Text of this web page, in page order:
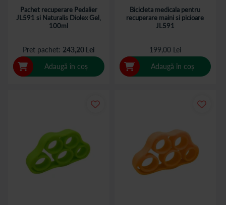
Pachet recuperare Pedalier
JL591 si Naturalis Diolex Gel,
100ml
Pret pachet 243,20 Lei
Adaugă în coș
Bicicleta medicala pentru
recuperare maini si picioare
JL591
199,00 Lei
Adaugă în coș